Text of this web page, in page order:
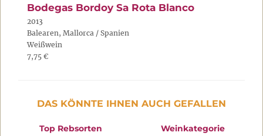
Bodegas Bordoy Sa Rota Blanco
2013
Balearen, Mallorca / Spanien
Weißwein
7,75 €
DAS KÖNNTE IHNEN AUCH GEFALLEN
Top Rebsorten Weinkategorie